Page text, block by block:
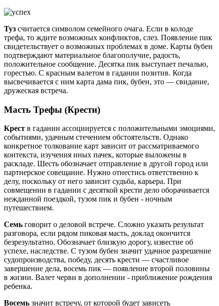
Туз считается символом семейного очага. Если в колоде
трефа, то ждите возможных конфликтов, слез. Появление пик
свидетельствует о возможных проблемах в доме. Карты бубен
подтверждают материальное благополучие, радость,
положительное сообщение. Десятка пик выступает печалью,
горестью. С красным валетом в гадании позитив. Когда
высвечивается с ним карта дама пик, бубен, это — свидание,
дружеская встреча.
Масть Трефы (Крести)
Крест в гадании ассоциируется с положительными эмоциями,
событиями, удачным стечением обстоятельств. Однако
конкретное толкование карт зависит от рассматриваемого
контекста, изучения иных пачек, которые выложены в
раскладе. Шесть обозначает отправление в другой город или
партнерское совещание. Нужно отнестись ответственно к
делу, поскольку от него зависит судьба, карьера. При
совмещении в гадании с десяткой крести дело оборачивается
нежданной поездкой, тузом пик и бубен - ночным
путешествием.
Семь говорит о деловой встрече. Сложно указать результат
разговора, если рядом пиковая масть, доклад окончится
безрезультатно. Обозначает близкую дорогу, известие об
успехе, наследстве. С тузом бубен значит удачное разрешение
судопроизводства, победу, десять крести — счастливое
завершение дела, восемь пик — появление второй половины
в жизни. Валет черви в дополнении - приближение рождения
ребенка.
Восемь значит встречу, от которой будет зависеть